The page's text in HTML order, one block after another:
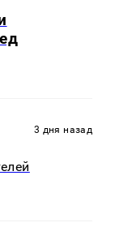
3 дня назад